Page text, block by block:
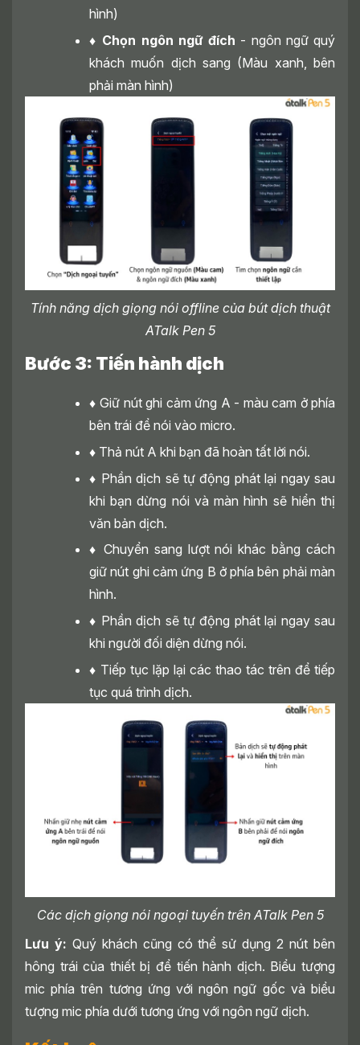
hình)
♦ Chọn ngôn ngữ đích - ngôn ngữ quý
khách muốn dịch sang (Màu xanh, bên
phải màn hình)
Tính năng dịch giọng nói offline của bút dịch thuật
ATalk Pen 5
Bước 3: Tiến hành dịch
♦ Giữ nút ghi cảm ứng A - màu cam ở phía
bên trái để nói vào micro.
♦ Thả nút A khi bạn đã hoàn tất lời nói.
♦ Phần dịch sẽ tự động phát lại ngay sau
khi bạn dừng nói và màn hình sẽ hiển thị
văn bản dịch.
♦ Chuyển sang lượt nói khác bằng cách
giữ nút ghi cảm ứng B ở phía bên phải màn
hình.
♦ Phần dịch sẽ tự động phát lại ngay sau
khi người đối diện dừng nói.
♦ Tiếp tục lặp lại các thao tác trên để tiếp
tục quá trình dịch.
Các dịch giọng nói ngoại tuyến trên ATalk Pen 5
Lưu ý: Quý khách cũng có thể sử dụng 2 nút bên
hông trái của thiết bị để tiến hành dịch. Biểu tượng
mic phía trên tương ứng với ngôn ngữ gốc và biểu
tượng mic phía dưới tương ứng với ngôn ngữ dịch.